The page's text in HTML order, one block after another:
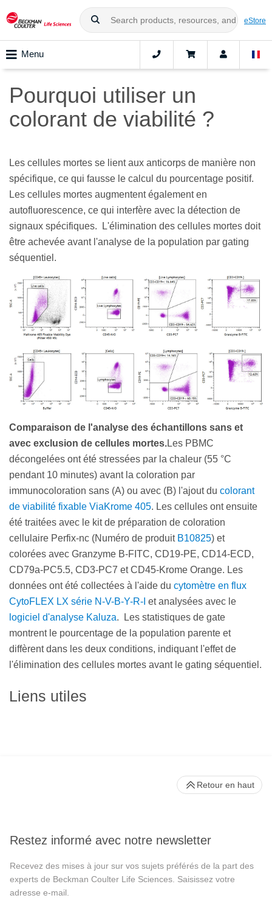
eStore
Menu
Pourquoi utiliser un
colorant de viabilité ?
Les cellules mortes se lient aux anticorps de manière non
spécifique, ce qui fausse le calcul du pourcentage positif.
Les cellules mortes augmentent également en
autofluorescence, ce qui interfère avec la détection de
signaux spécifiques. L'élimination des cellules mortes doit
être achevée avant l'analyse de la population par gating
séquentiel.
Comparaison de l'analyse des échantillons sans et
avec exclusion de cellules mortes.Les PBMC
décongelées ont été stressées par la chaleur (55 °C
pendant 10 minutes) avant la coloration par
immunocoloration sans (A) ou avec (B) l'ajout du colorant
de viabilité fixable ViaKrome 405. Les cellules ont ensuite
été traitées avec le kit de préparation de coloration
cellulaire Perfix-nc (Numéro de produit B10825) et
colorées avec Granzyme B-FITC, CD19-PE, CD14-ECD,
CD79a-PC5.5, CD3-PC7 et CD45-Krome Orange. Les
données ont été collectées à l'aide du cytomètre en flux
CytoFLEX LX série N-V-B-Y-R-I et analysées avec le
logiciel d'analyse Kaluza. Les statistiques de gate
montrent le pourcentage de la population parente et
diffèrent dans les deux conditions, indiquant l'effet de
l'élimination des cellules mortes avant le gating séquentiel.
Liens utiles
Restez informé avec notre newsletter
Recevez des mises à jour sur vos sujets préférés de la part des
experts de Beckman Coulter Life Sciences. Saisissez votre
adresse e-mail.
Retour en haut